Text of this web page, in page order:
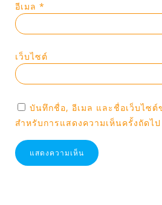
อีเมล *
เว็บไซต์
บันทึกชื่อ, อีเมล และชื่อเว็บไซต์
สำหรับการแสดงความเห็นครั้งถัดไป